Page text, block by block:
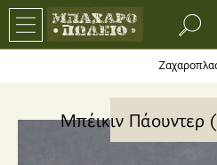
Search bar input field
Μπέικιν Πάουντερ